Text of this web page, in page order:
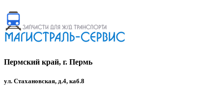
Пермский край, г. Пермь
ул. Стахановская, д.4, каб.8